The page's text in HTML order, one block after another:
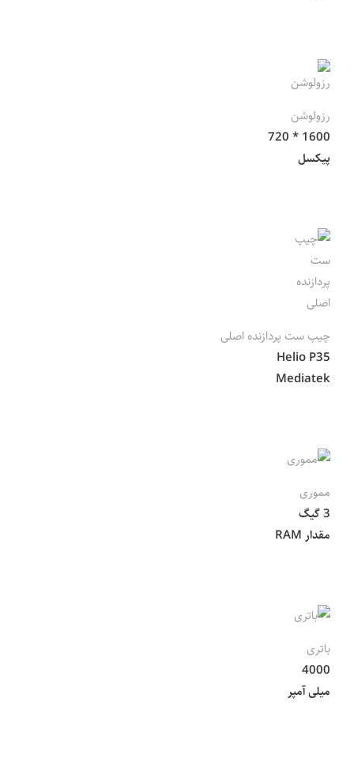
رزولوشن
1600 * 720
پیکسل
چیپ ست پردازنده اصلی
Helio P35
Mediatek
مموری
3 گیگ
مقدار RAM
باتری
4000
میلی آمپر